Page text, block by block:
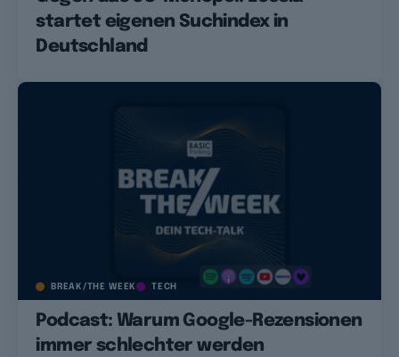
startet eigenen Suchindex in
Deutschland
BREAK/THE WEEK TECH
Podcast: Warum Google-Rezensionen
immer schlechter werden